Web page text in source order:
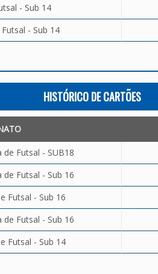
- Sub 14
- Sub 14
HISTÓRICO DE CARTÕES
Futsal - SUB18
Futsal - Sub 16
Futsal - Sub 16
Futsal - Sub 16
Futsal - Sub 14